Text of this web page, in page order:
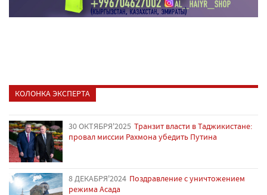
КОЛОНКА ЭКСПЕРТА
30 ОКТЯБРЯ'2025 Транзит власти в Таджикистане:
провал миссии Рахмона убедить Путина
8 ДЕКАБРЯ'2024 Поздравление с уничтожением
режима Асада